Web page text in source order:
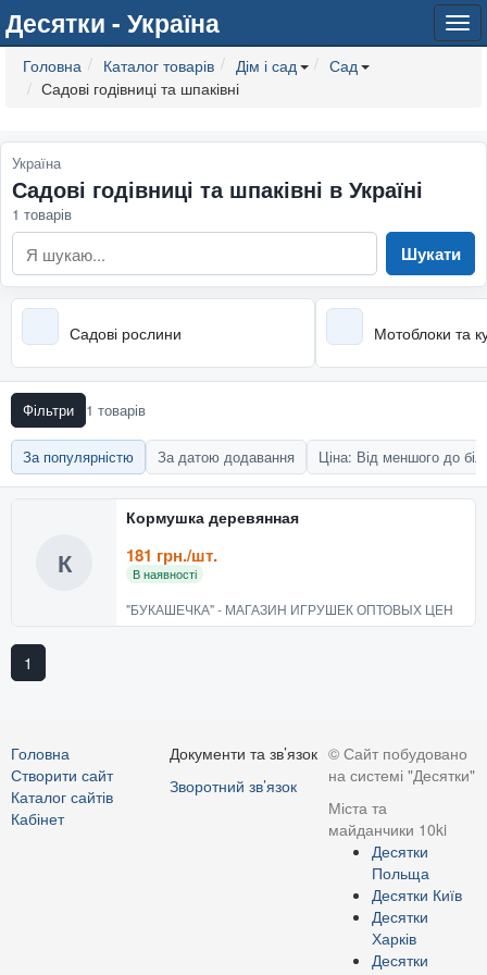
Десятки - Україна
Головна Каталог товарів Дім і сад
Сад
Садові годівниці та шпаківні
Україна
Садові годівниці та шпаківні в Україні
1 товарів
Шукати
Садові рослини Мотоблоки та
Фільтри 1 товарів
За популярністю За датою додавання Ціна: Від меншого до
К
Кормушка деревянная
181 грн./шт.
В наявності
"БУКАШЕЧКА" - МАГАЗИН ИГРУШЕК ОПТОВЫХ ЦЕН
1
Головна
Створити сайт
Каталог сайтів
Кабінет
Документи та зв’язок
Зворотний зв’язок
© Сайт побудовано
на системі "Десятки"
Міста та
майданчики 10ki
Десятки
Польща
Десятки Київ
Десятки
Харків
Десятки